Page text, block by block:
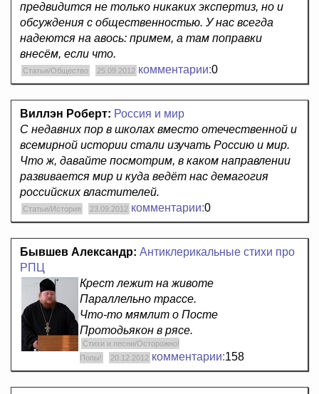
предвидится не только никаких экспертиз, но и
обсуждения с общественностью. У нас всегда
надеются на авось: примем, а там поправки
внесём, если что.
Статьи/Общество 25.09.2012 комментарии:0
Виллэн Роберт: Россия и мир
С недавних пор в школах вместо отечественной и
всемирной истории стали изучать Россию и мир.
Что ж, давайте посмотрим, в каком направлении
развивается мир и куда ведёт нас демагогия
российских властителей.
Статьи/История 23.09.2012 комментарии:0
Бывшев Александр: Антиклерикальные стихи про
РПЦ
Крест лежит на животе
Параллельно трассе.
Что-то мямлит о Посте
Протодьякон в рясе.
Стихи и песни/Осторожно!
Попы!
20.12.2012 комментарии:158